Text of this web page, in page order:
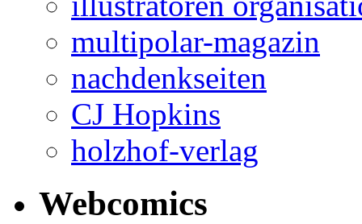
multipolar-magazin
nachdenkseiten
CJ Hopkins
holzhof-verlag
Webcomics